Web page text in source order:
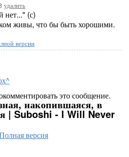
удалить
нет..." (с)
живы, что бы быть хорошими.
версии
это сообщение.
накопившаяся, в
| Suboshi - I Will Never
версия